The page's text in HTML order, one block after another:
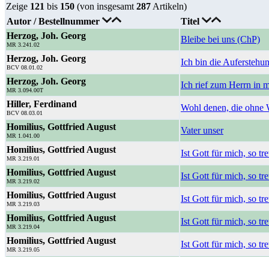
Zeige 121 bis 150 (von insgesamt 287 Artikeln)
Autor / Bestellnummer
Titel
Herzog, Joh. Georg
MR 3.241.02
Bleibe bei uns (ChP)
Herzog, Joh. Georg
BCV 08.01.02
Ich bin die
Herzog, Joh. Georg
MR 3.094.00T
Ich rief zum Herrn in
Hiller, Ferdinand
BCV 08.03.01
Wohl denen, die ohne
Homilius, Gottfried August
MR 1.041.00
Vater unser
Homilius, Gottfried August
MR 3.219.01
Ist Gott für mich, so
Homilius, Gottfried August
MR 3.219.02
Ist Gott für mich, so
Homilius, Gottfried August
MR 3.219.03
Ist Gott für mich, so
Homilius, Gottfried August
MR 3.219.04
Ist Gott für mich, so
Homilius, Gottfried August
MR 3.219.05
Ist Gott für mich, so